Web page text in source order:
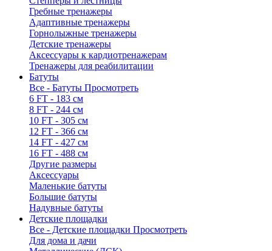
Гребные тренажеры
Адаптивные тренажеры
Горнолыжные тренажеры
Детские тренажеры
Аксессуары к кардиотренажерам
Тренажеры для реабилитации
Батуты
Все - Батуты Просмотреть
6 FT - 183 см
8 FT - 244 см
10 FT - 305 см
12 FT - 366 см
14 FT - 427 см
16 FT - 488 см
Другие размеры
Аксессуары
Маленькие батуты
Большие батуты
Надувные батуты
Детские площадки
Все - Детские площадки Просмотреть
Для дома и дачи